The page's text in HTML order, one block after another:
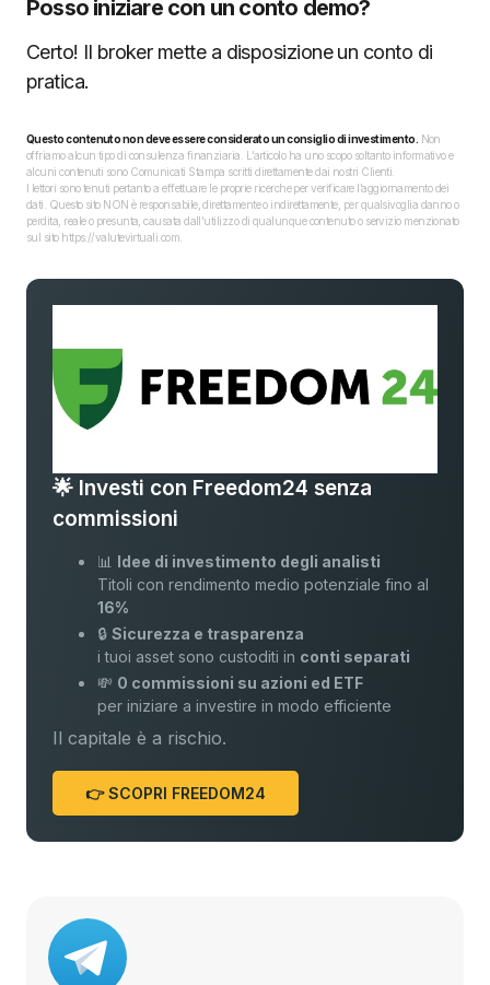
Posso iniziare con un conto demo?
Certo! Il broker mette a disposizione un conto di
pratica.
Questo contenuto non deve essere considerato un consiglio di investimento. Non
offriamo alcun tipo di consulenza finanziaria. L’articolo ha uno scopo soltanto informativo e
alcuni contenuti sono Comunicati Stampa scritti direttamente dai nostri Clienti.
I lettori sono tenuti pertanto a effettuare le proprie ricerche per verificare l’aggiornamento dei
dati. Questo sito NON è responsabile, direttamente o indirettamente, per qualsivoglia danno o
perdita, reale o presunta, causata dall'utilizzo di qualunque contenuto o servizio menzionato
sul sito https://valutevirtuali.com.
🌟 Investi con Freedom24 senza
commissioni
📊 Idee di investimento degli analisti
Titoli con rendimento medio potenziale fino al
16%
🔒Sicurezza e trasparenza
i tuoi asset sono custoditi in conti separati
💸 0 commissioni su azioni ed ETF
per iniziare a investire in modo efficiente
Il capitale è a rischio.
👉 SCOPRI FREEDOM24